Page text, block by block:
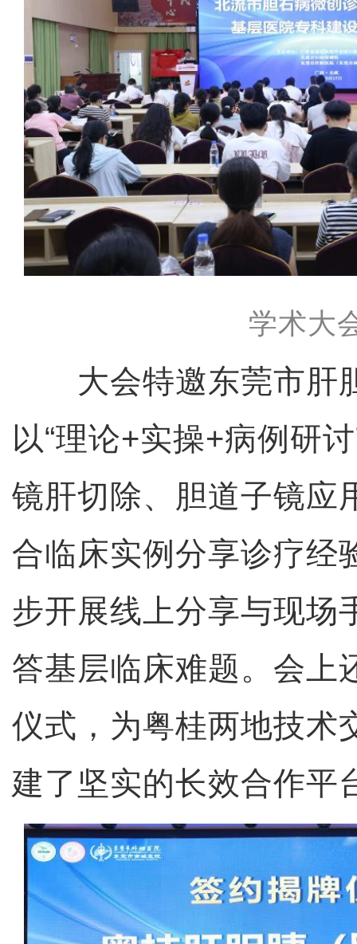
学术大
大会特邀东莞市肝
以“理论+实操+病例研
镜肝切除、胆道子镜应
合临床实例分享诊疗经
步开展线上分享与现场
答基层临床难题。会上
仪式，为粤桂两地技术
建了坚实的长效合作平